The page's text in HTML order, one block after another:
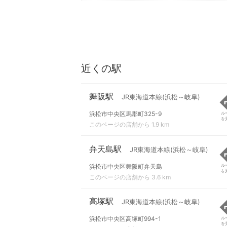
近くの駅
舞阪駅 JR東海道本線(浜松～岐阜)
浜松市中央区馬郡町325-9
このページの店舗から 1.9 km
ル
を
弁天島駅 JR東海道本線(浜松～岐阜)
浜松市中央区舞阪町弁天島
このページの店舗から 3.6 km
ル
を
高塚駅 JR東海道本線(浜松～岐阜)
浜松市中央区高塚町994-1
ル
を